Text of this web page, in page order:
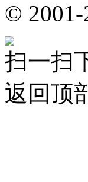
© 2001-
扫一扫
返回顶